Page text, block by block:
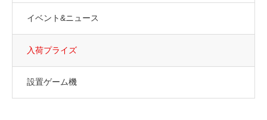
イベント&ニュース
入荷プライズ
設置ゲーム機